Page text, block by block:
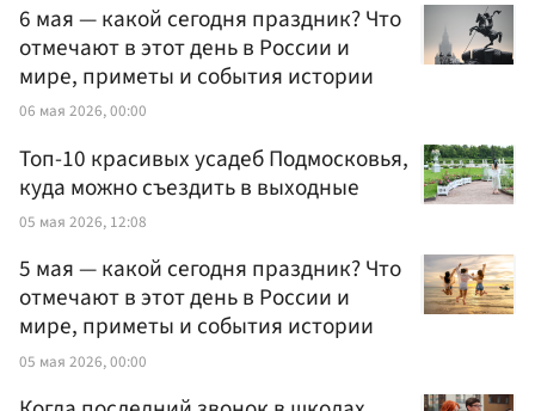
6 мая — какой сегодня праздник? Что
отмечают в этот день в России и
мире, приметы и события истории
06 мая 2026, 00:00
Топ-10 красивых усадеб Подмосковья,
куда можно съездить в выходные
05 мая 2026, 12:08
5 мая — какой сегодня праздник? Что
отмечают в этот день в России и
мире, приметы и события истории
05 мая 2026, 00:00